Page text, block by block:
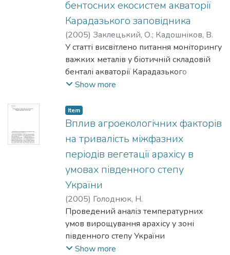
хроматографія). Отримано
препарат ФБФази з високим ступенем
чистоти (176,4), що дасть змогу
продовжити дослідження
його властивостей.
Показано, що при гострому й
фракційному іонізованому
опромінюванні тварин виявляються
структурні й функціональні зміни
зрілих еритроцитів. Відмічено
зниження інтенсивності перекис­
ного окислення ліпідів, різноспрямовані
фібринолітичних властивостей
еритроцитів. Ступінь і терміни реакції
еритрону варіюють залежно від
поглиненої дози і часу
дослідження.
бентосних екосистем акваторії
Карадазького заповідника
(2005) Заклецький, О.; Кадошніков, В.
У статті висвітлено питання моніторингу
важких металів у біотичній складовій
бенталі ак­ваторії Карадазького
природного заповідника, а також:
питання.
Представлено сучасні результати,
отримані автором у рамках
комплексного дослідження морських
екосистем заповідника.
Show more
Item
Вплив агроекологічних факторів
на тривалість міжфазних
періодів вегетації арахісу в
умовах південного степу
України
(2005) Голоднюк, Н.
Проведений аналіз температурних
умов вирощування арахісу у зоні
південного степу України
(Миколаївська область), дає можливість
Show more